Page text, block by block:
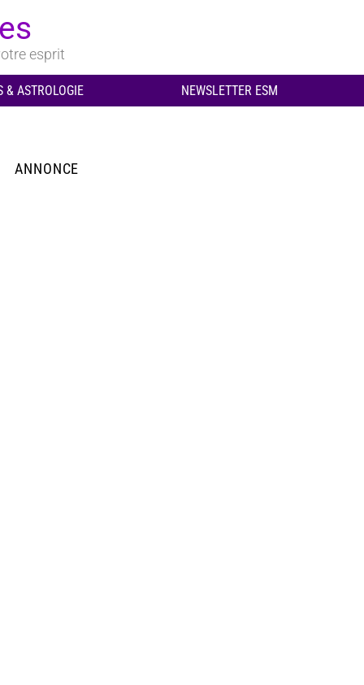
esprit
& ASTROLOGIE NEWSLETTER ESM
ANNONCE